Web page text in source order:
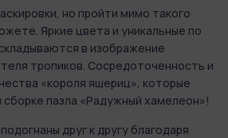
но пройти мимо такого
Яркие цвета и уникальные по
в изображение
тропиков. Сосредоточенность и
«короля ящериц», которые
сборке пазла «Радужный хамелеон»!
друг к другу благодаря